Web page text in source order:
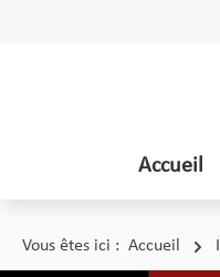
Accueil
Vous êtes ici : Accueil